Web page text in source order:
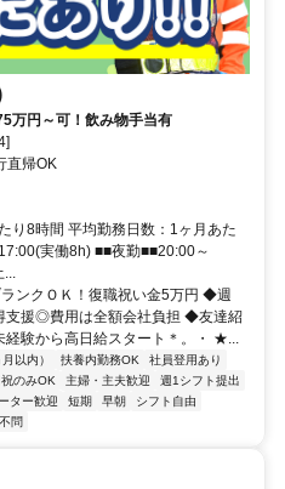
万円～可！飲み物手当有
直帰OK
り8時間 平均勤務日数：1ヶ月あた
実働8h) ■■夜勤■■20:00～
...
ンクＯＫ！復職祝い金5万円 ◆週
支援◎費用は全額会社負担 ◆友達紹
経験から高日給スタート＊。・ ★...
以内） 扶養内勤務OK
社員登用あり
のみOK 主婦・主夫歓迎
週1シフト提出
ター歓迎 短期 早朝
シフト自由
問